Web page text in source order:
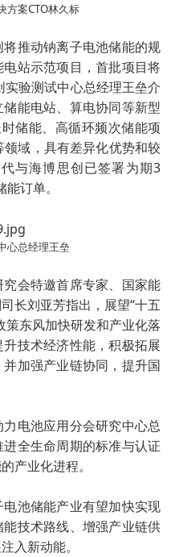
方案CTO林久标
推动钠离子电池储能的规
站示范项目，首批项目将
验测试中心总经理王垒介
能电站、算电协同等新型
储能、高循环频次储能项
域，具有差异化优势和较
与海博思创已签署为期3
订单。
心总经理王垒
会特邀首席专家、国家能
长刘亚芳指出，展望“十五
策东风加快研发和产业化落
技术经济性能，积极拓展
加强产业链协同，提升国
电池应用分会研究中心总
全生命周期的标准与认证
产业化进程。
池储能产业有望加快实现
技术路线、增强产业链供
入新动能。